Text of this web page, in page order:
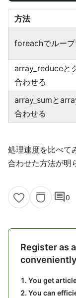
方法
foreachでループ
array_reduceと
合わせる
array_sumと
合わせる
処理速度を比べて
合わせた方法が明
comment0
Register as
conveniently
You get
You can